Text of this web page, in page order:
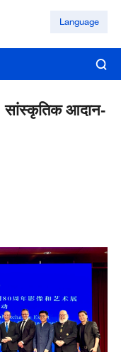
Language
सांस्कृतिक आदान-